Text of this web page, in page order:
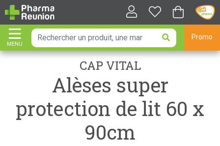
MENU
AFFICHER LA NAVIGATION
Promo
CAP VITAL
Alèses super
protection de lit 60 x
90cm